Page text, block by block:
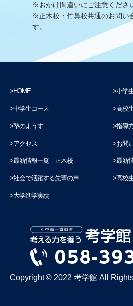
※おかけ間違いにご注意くださ
※正木校・竹鼻校共通のお問い
す。
HOME 小学
中学生コース 高校
塾のようす 指導
アクセス お問
最新情報一覧 正木校 最新
社会で活躍する先輩の声 高校
大学進学実績
Copyright © 2022 考学館 All